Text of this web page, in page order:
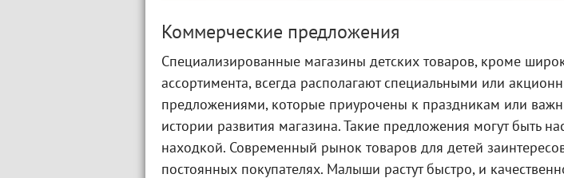
Коммерческие предложения
Специализированные магазины детских товаров, кроме
ассортимента, всегда располагают специальными или
предложениями, которые приурочены к праздникам или
истории развития магазина. Такие предложения могут быть
находкой. Современный рынок товаров для детей
постоянных покупателях. Малыши растут быстро, и